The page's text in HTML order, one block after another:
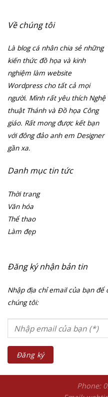
Về chúng tôi
Là blog cá nhân chia sẻ những
kiến thức đồ họa và kinh
nghiệm làm website
Wordpress cho tất cả mọi
người. Mình rất yêu thích Nghệ
thuật Thánh và Đồ họa Công
giáo. Rất mong được kết bạn
với đông đảo anh em Designer
gần xa.
Danh mục tin tức
Thời trang
Văn hóa
Thể thao
Làm đẹp
Đăng ký nhận bản tin
Nhập địa chỉ email của bạn
chúng tôi:
Phone: